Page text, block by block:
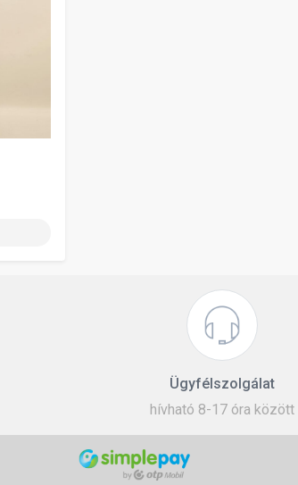
Ügyfélszolgálat
hívható 8-17 óra között